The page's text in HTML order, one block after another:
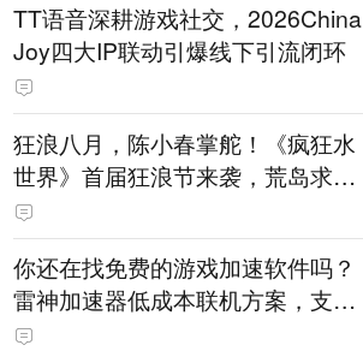
TT语音深耕游戏社交，2026China
Joy四大IP联动引爆线下引流闭环
狂浪八月，陈小春掌舵！《疯狂水
世界》首届狂浪节来袭，荒岛求生
直播即将开启
你还在找免费的游戏加速软件吗？
雷神加速器低成本联机方案，支持
免费试用